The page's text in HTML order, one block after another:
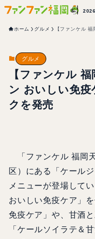
ホーム グルメ 【ファンケル
グルメ
【ファンケル
ン おいしい免
クを発売
「ファンケル 福岡
区）にある「ケール
メニューが登場して
おいしい免疫ケア」
免疫ケア」や、甘酒
「ケールソイラテ＆